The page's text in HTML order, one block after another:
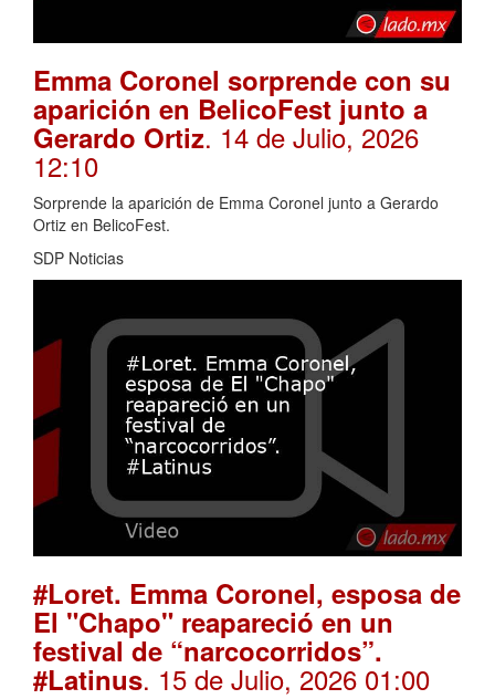
Emma Coronel sorprende con su
aparición en BelicoFest junto a
Gerardo Ortiz. 14 de Julio, 2026
12:10
Sorprende la aparición de Emma Coronel junto a Gerardo
Ortiz en BelicoFest.
SDP Noticias
#Loret. Emma Coronel, esposa de
El "Chapo" reapareció en un
festival de “narcocorridos”.
#Latinus. 15 de Julio, 2026 01:00